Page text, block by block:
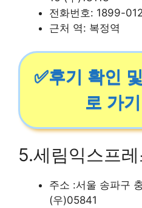
전화번호: 1899-
근처 역: 복정역
✅후기 확인
로 가
5.세림익스프
주소 :서울 송파구
(우)05841